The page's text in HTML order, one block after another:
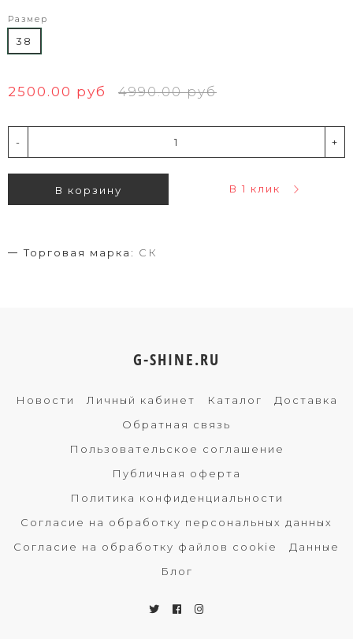
Размер
38
2500.00 руб 4990.00 руб
- +
В корзину В 1 клик
Торговая марка: СК
G-SHINE.RU
Новости Личный кабинет Каталог
Доставка
Обратная связь
Пользовательское соглашение
Публичная оферта
Политика конфиденциальности
Согласие на обработку персональных данных
Согласие на обработку файлов cookie
Данные
Блог